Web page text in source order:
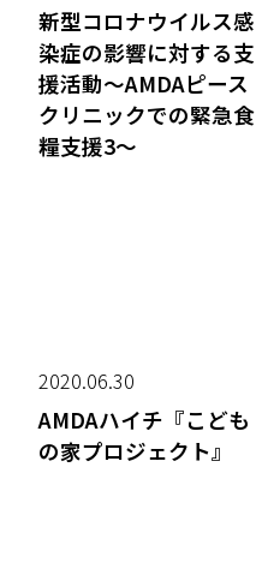
新型コロナウイルス感
染症の影響に対する支
援活動～AMDAピース
クリニックでの緊急食
糧支援3～
2020.06.30
AMDAハイチ『こども
の家プロジェクト』